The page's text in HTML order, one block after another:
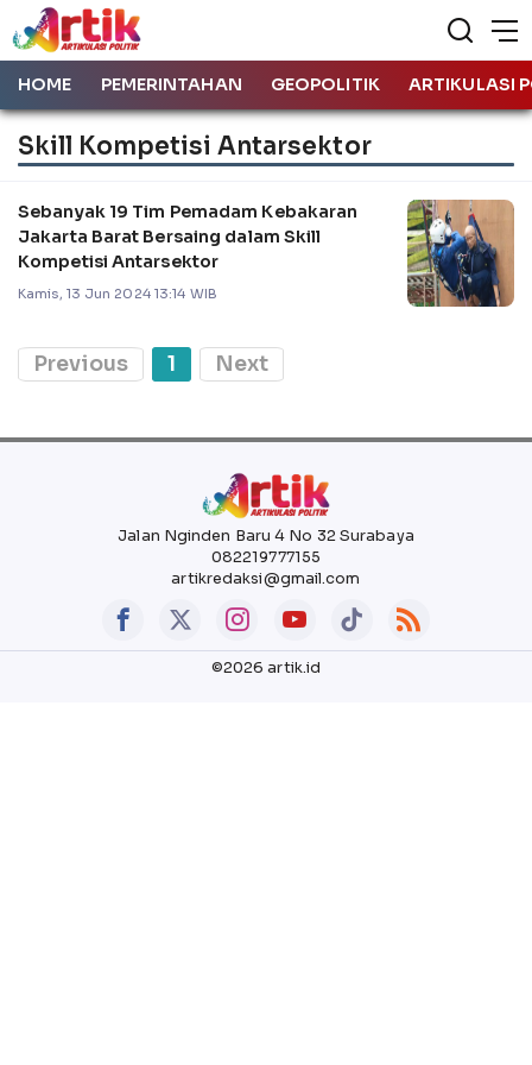
HOME PEMERINTAHAN GEOPOLITIK ARTIKULASI
Skill Kompetisi Antarsektor
Sebanyak 19 Tim Pemadam Kebakaran
Jakarta Barat Bersaing dalam Skill
Kompetisi Antarsektor
Kamis, 13 Jun 2024 13:14 WIB
Previous 1 Next
Jalan Nginden Baru 4 No 32 Surabaya
082219777155
artikredaksi@gmail.com
©2026 artik.id